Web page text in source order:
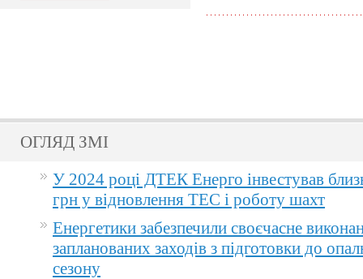
ОГЛЯД ЗМІ
У 2024 році ДТЕК Енерго інвестував
грн у відновлення ТЕС і роботу шахт
Енергетики забезпечили своєчасне
запланованих заходів з підготовки до
сезону